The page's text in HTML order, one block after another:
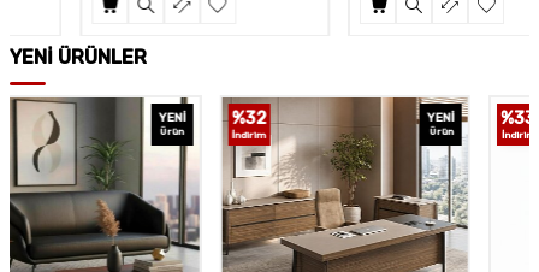
YENİ ÜRÜNLER
32
İndirim
YENI
Ürün
%
İndirim
YENI
Ürün